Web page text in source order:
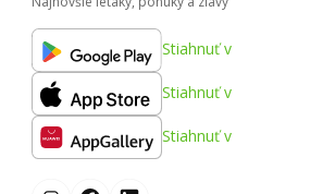
Stiahnuť v
Stiahnuť v
Stiahnuť v